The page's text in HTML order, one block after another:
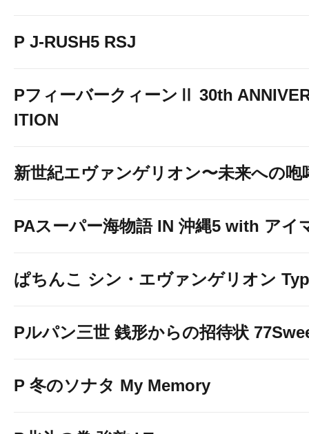
P J-RUSH5 RSJ
PフィーバークィーンⅡ 30th
ITION
新世紀エヴァンゲリオン〜未来への咆
PAスーパー海物語 IN 沖縄5 with アイ
ぱちんこ シン・エヴァンゲリオン
Pルパン三世 銭形からの招待状
P 冬のソナタ My Memory